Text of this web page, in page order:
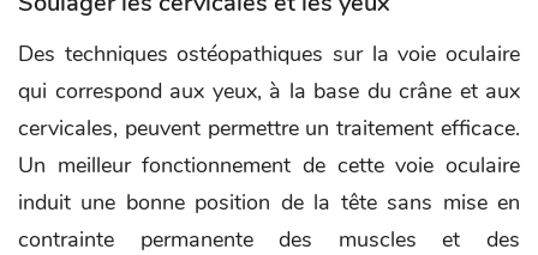
Des techniques ostéopathiques sur la voie oculaire
qui correspond aux yeux, à la base du crâne et aux
cervicales, peuvent permettre un traitement efficace.
Un meilleur fonctionnement de cette voie oculaire
induit une bonne position de la tête sans mise en
contrainte permanente des muscles et des